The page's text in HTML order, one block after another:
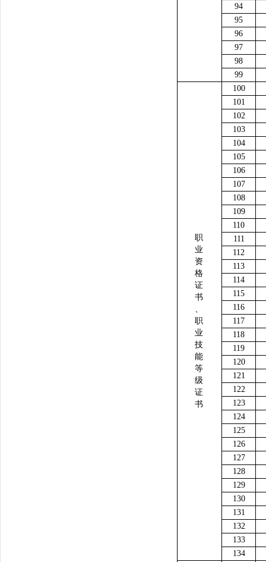
94
95
96
97
98
99
职
业
资
格
证
书
、
职
业
技
能
等
级
证
书
100
101
102
103
104
105
106
107
108
109
110
111
112
113
114
115
116
117
118
119
120
121
122
123
124
125
126
127
128
129
130
131
132
133
134